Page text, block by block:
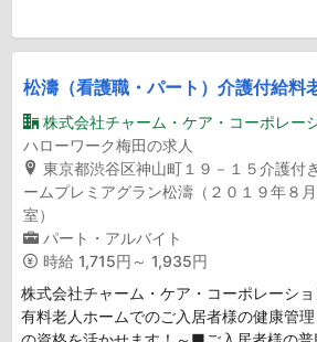
松濤（看護職・パート）介護付給料
株式会社チャーム・ケア・コーポレー
ハローワーク梅田の求人
東京都渋谷区神山町１９－１５介護付
ームプレミアグラン松濤（２０１９年８
室）
パート・アルバイト
時給 1,715円～ 1,935円
株式会社チャーム・ケア・コーポレーシ
有料老人ホームでのご入居者様の健康管